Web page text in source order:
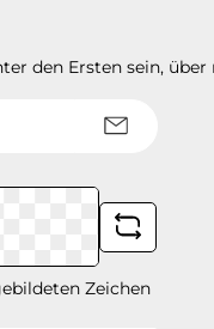
den Ersten sein,
Zeichen